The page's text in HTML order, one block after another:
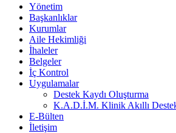
Yönetim
Başkanlıklar
Kurumlar
Aile Hekimliği
İhaleler
Belgeler
İç Kontrol
Uygulamalar
Destek Kaydı Oluşturma
K.A.D.İ.M. Klinik Akıllı
E-Bülten
İletişim